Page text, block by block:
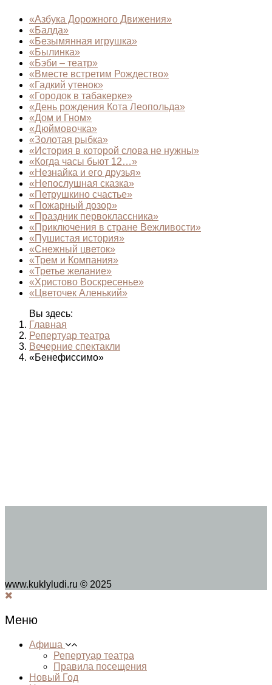
«Азбука Дорожного Движения»
«Балда»
«Безымянная игрушка»
«Былинка»
«Бэби – театр»
«Вместе встретим Рождество»
«Гадкий утенок»
«Городок в табакерке»
«День рождения Кота Леопольда»
«Дом и Гном»
«Дюймовочка»
«Золотая рыбка»
«История в которой слова не нужны»
«Когда часы бьют 12…»
«Незнайка и его друзья»
«Непослушная сказка»
«Петрушкино счастье»
«Пожарный дозор»
«Праздник первоклассника»
«Приключения в стране Вежливости»
«Пушистая история»
«Снежный цветок»
«Трем и Компания»
«Третье желание»
«Христово Воскресенье»
«Цветочек Аленький»
Вы здесь:
Главная
Репертуар театра
Вечерние спектакли
«Бенефиссимо»
www.kuklyludi.ru © 2025
Меню
Афиша
Репертуар театра
Правила посещения
Новый Год